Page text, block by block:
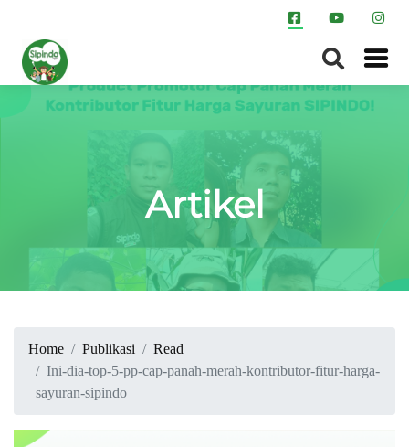
Artikel
Home Publikasi
Read
Ini-dia-top-5-pp-cap-panah-merah-kontributor-fitur-harga-
sayuran-sipindo